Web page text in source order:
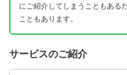
にご紹介してしまうこともある
こともあります。
サービスのご紹介